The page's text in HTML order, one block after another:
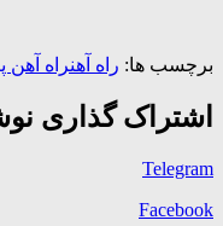
برچسب ها: راه آهنراه آهن
اشتراک گذاری
Telegram
Facebook